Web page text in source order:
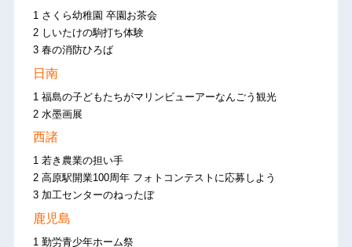
1 さくら幼稚園 卒園お茶会
2 しいたけの駒打ち体験
3 春の消防ひろば
日南
1 福島の子どもたちがマリンビューアーなんごう観光
2 水墨画展
西諸
1 若き農業の担い手
2 高原駅開業100周年 フォトコンテストに応募しよう
3 加工センターのねったぼ
鹿児島
1 勤労青少年ホーム祭